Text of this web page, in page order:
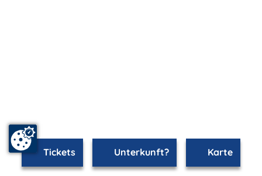
Tickets Unterkunft? Karte